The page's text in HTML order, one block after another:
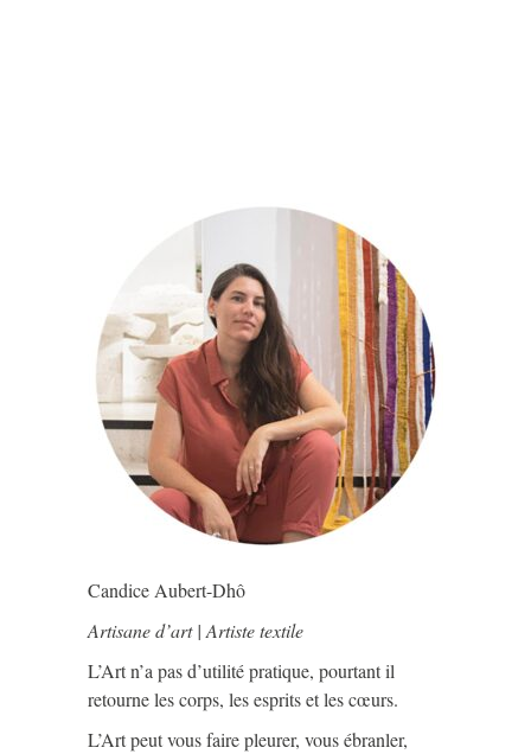
Candice Aubert-Dhô
Artisane d’art | Artiste textile
L’Art n’a pas d’utilité pratique, pourtant il
retourne les corps, les esprits et les cœurs.
L’Art peut vous faire pleurer, vous ébranler,